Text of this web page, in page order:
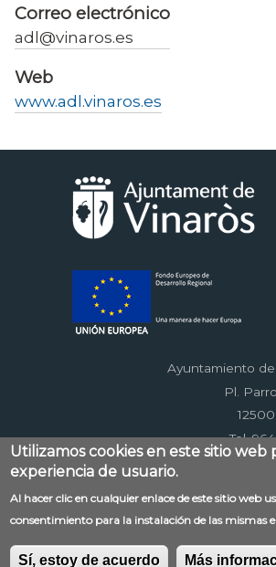
Correo electrónico
adl@vinaros.es
Web
www.adl.vinaros.es
Ayuntamiento
Pl.
Tel.
Menú
al
pie
Contacto Aviso legal
Accessibilitat
Política de
EDUSI
Utilizamos cookies en este sitio web
experiencia de usuario.
Al hacer clic en cualquier enlace de este sitio web
consentimiento para la instalación de las mismas
Sí, estoy de acuerdo Más